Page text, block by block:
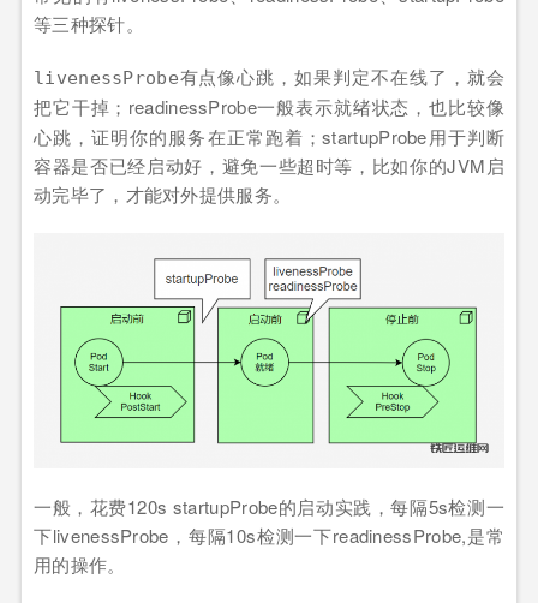
等三种探针。
livenessProbe有点像心跳 ，如果判定不在线了，就会
把它干掉；readinessProbe一般表示就绪状态，也比较像
心跳，证明你的服务在正常跑着；startupProbe用于判断
容器是否已经启动好，避免一些超时等，比如你的JVM启
动完毕了，才能对外提供服务。
一般，花费120s startupProbe的启动实践，每隔5s检测一
下livenessProbe，每隔10s检测一下readinessProbe,是常
用的操作。